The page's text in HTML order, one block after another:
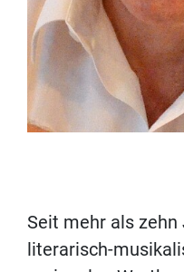
Seit mehr als
literarisch-